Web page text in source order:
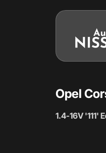
Opel
1.4-16V '111'